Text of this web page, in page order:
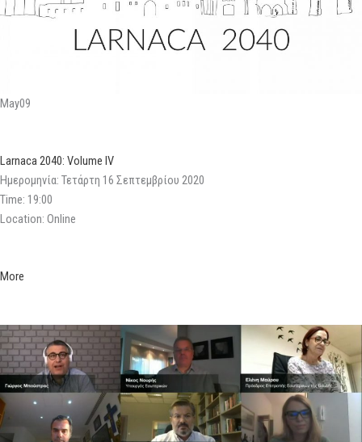
May09
Larnaca 2040: Volume IV
Ημερομηνία: Τετάρτη 16 Σεπτεμβρίου 2020
Time: 19:00
Location: Online
More